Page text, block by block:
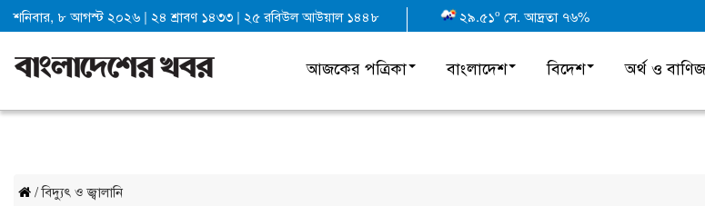
শনিবার, ৮ আগস্ট ২০২৬ | ২৪ শ্রাবণ ১৪৩৩ | ২৫ রবিউল আউয়াল ১৪৪৮ ২৯.৫১o সে. আদ্রতা ৭৬%
আজকের পত্রিকা বাংলাদেশ বিদেশ অর্থ ও
/ বিদ্যুৎ ও জ্বালানি